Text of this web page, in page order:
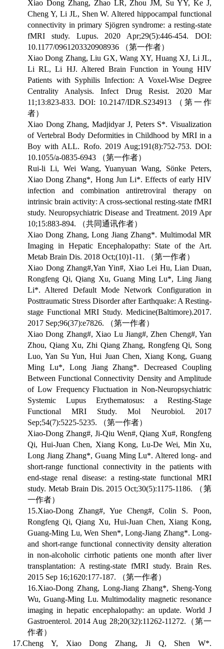
Xiao Dong Zhang, Zhao LR, Zhou JM, Su YY, Ke J,
Cheng Y, Li JL, Shen W. Altered hippocampal functional
connectivity in primary Sjögren syndrome: a resting-state
fMRI study. Lupus. 2020 Apr;29(5):446-454. DOI:
10.1177/0961203320908936
（第一作者）
Xiao Dong Zhang, Liu GX, Wang XY, Huang XJ, Li JL,
Li RL, Li HJ. Altered Brain Function in Young HIV
Patients with Syphilis Infection: A Voxel-Wise Degree
Centrality Analysis. Infect Drug Resist. 2020 Mar
11;13:823-833. DOI: 10.2147/IDR.S234913
（第一作
者）
Xiao Dong Zhang, Madjidyar J, Peters S*. Visualization
of Vertebral Body Deformities in Childhood by MRI in a
Boy with ALL. Rofo. 2019 Aug;191(8):752-753. DOI:
10.1055/a-0835-6943
（第一作者）
Rui-li Li, Wei Wang, Yuanyuan Wang, Sönke Peters,
Xiao Dong Zhang*, Hong Jun Li*. Effects of early HIV
infection and combination antiretroviral therapy on
intrinsic brain activity: A cross-sectional resting-state fMRI
study. Neuropsychiatric Disease and Treatment. 2019 Apr
10;15:883-894.
（共同通讯作者）
Xiao Dong Zhang, Long Jiang Zhang*. Multimodal MR
Imaging in Hepatic Encephalopathy: State of the Art.
Metab Brain Dis. 2018 Oct;(10)1-11.
（第一作者）
Xiao Dong Zhang#,Yan Yin#, Xiao Lei Hu, Lian Duan,
Rongfeng Qi, Qiang Xu, Guang Ming Lu*, Ling Jiang
Li*. Altered Default Mode Network Configuration in
Posttraumatic Stress Disorder after Earthquake: A Resting-
stage Functional MRI Study. Medicine(Baltimore).2017.
2017 Sep;96(37):e7826.
（第一作者）
Xiao Dong Zhang#, Xiao Lu Jiang#, Zhen Cheng#, Yan
Zhou, Qiang Xu, Zhi Qiang Zhang, Rongfeng Qi, Song
Luo, Yan Su Yun, Hui Juan Chen, Xiang Kong, Guang
Ming Lu*, Long Jiang Zhang*. Decreased Coupling
Between Functional Connectivity Density and Amplitude
of Low Frequency Fluctuation in Non-Neuropsychiatric
Systemic Lupus Erythematosus: a Resting-Stage
Functional MRI Study. Mol Neurobiol. 2017
Sep;54(7):5225-5235.
（第一作者）
Xiao-Dong Zhang#, Ji-Qiu Wen#, Qiang Xu#, Rongfeng
Qi, Hui-Juan Chen, Xiang Kong, Lu-De Wei, Min Xu,
Long Jiang Zhang*, Guang Ming Lu*. Altered long- and
short-range functional connectivity in the patients with
end-stage renal disease: a resting-state functional MRI
study. Metab Brain Dis. 2015 Oct;30(5):1175-1186.
（第
一作者）
15.Xiao-Dong Zhang#, Yue Cheng#, Colin S. Poon,
Rongfeng Qi, Qiang Xu, Hui-Juan Chen, Xiang Kong,
Guang-Ming Lu, Wen Shen*, Long-Jiang Zhang*. Long-
and short-range functional connectivity density alteration
in non-alcoholic cirrhotic patients one month after liver
transplantation: A resting-state fMRI study. Brain Res.
2015 Sep 16;1620:177-187.
（第一作者）
16.Xiao-Dong Zhang, Long-Jiang Zhang*, Sheng-Yong
Wu, Guang-Ming Lu. Multimodality magnetic resonance
imaging in hepatic encephalopathy: an update. World J
Gastroenterol. 2014 Aug 28;20(32):11262-11272. （第一
作者）
17.Cheng Y, Xiao Dong Zhang, Ji Q, Shen W*.